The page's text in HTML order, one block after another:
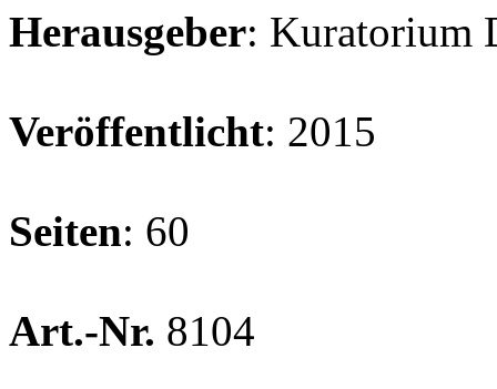
Herausgeber: Kuratorium
Veröffentlicht: 2015
Seiten: 60
Art.-Nr. 8104